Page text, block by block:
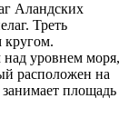
Аландских
Треть
кругом.
уровнем моря,
расположен на
площадь